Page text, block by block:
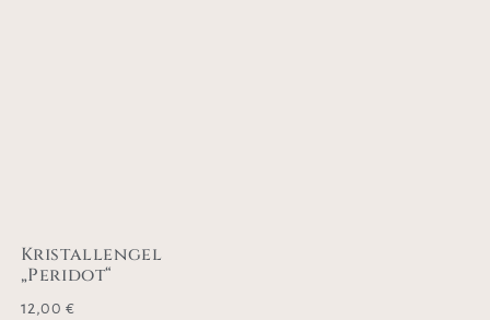
Kristallengel
„Peridot“
12,00€